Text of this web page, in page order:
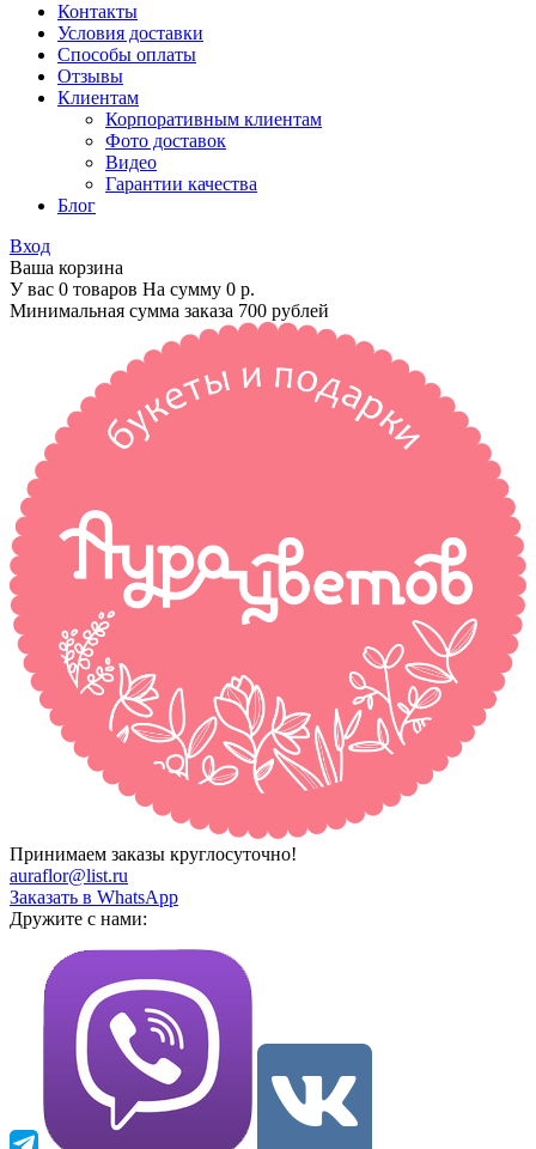
Контакты
Условия доставки
Способы оплаты
Отзывы
Клиентам
Корпоративным клиентам
Фото доставок
Видео
Гарантии качества
Блог
Вход
Ваша корзина
У вас 0 товаров На сумму 0 р.
Минимальная сумма заказа 700 рублей
Принимаем заказы круглосуточно!
auraflor@list.ru
Заказать в WhatsApp
Дружите с нами: